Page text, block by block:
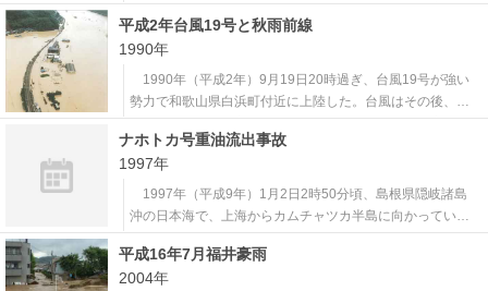
って崩落した。崩壊した岩石は落石防止用の覆道を突き破
り、走行中のマイクロバスが巻き込まれた。マイクロバス
には石川県の温泉から滋賀県に戻る予定だった乗客と運転
手の合わせて15人が乗っ
平成2年台風19号と秋雨前線
1990年
1990年（平成2年）9月19日20時過ぎ、台風19号が強い
勢力で和歌山県白浜町付近に上陸した。台風はその後、東
海・北陸・東北地方を進み、三陸沖で温帯低気圧に変わっ
た。 台風の接近前から本州付近に停滞していた前線の影
響で大雨となり、9月11日から20日までの10日間の降水量
は四国や紀伊半島で1,0
ナホトカ号重油流出事故
1997年
1997年（平成9年）1月2日2時50分頃、島根県隠岐諸島
沖の日本海で、上海からカムチャツカ半島に向かっていた
ロシア船籍のタンカー「ナホトカ号」が大しけの中で船体
が破断、分断された船体のうち船首部分が福井県三国町付
近に座礁した。 当時は日本海で低気圧が急速に発達した
平成16年7月福井豪雨
2004年